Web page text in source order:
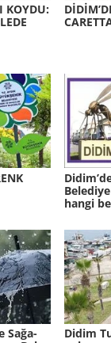
KOYDU:
hangi
Sa­ğa­
Didim